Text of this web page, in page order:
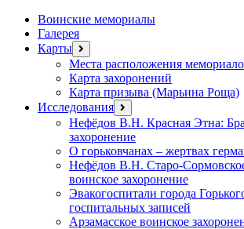
Воинские мемориалы
Галерея
Карты открыть
меню
Места расположения
Карта захоронений
Карта призыва (Марьина Роща)
Исследования открыть
меню
Нефёдов В.Н. Красная Этна:
захоронение
О горьковчанах – жертвах
Нефёдов В.Н. Старо-
воинское захоронение
Эвакогоспитали города
госпитальных записей
Арзамасское воинское